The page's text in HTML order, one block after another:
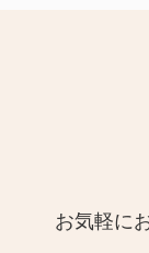
お気軽に